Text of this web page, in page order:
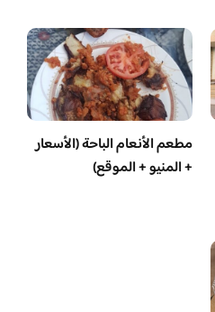
مطعم الأنعام الباحة (الأسعار
+ المنيو + الموقع)